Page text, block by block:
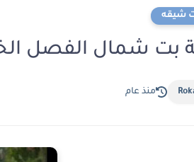
شيقه
بت شمال الفصل الخامس 5
منذ عام